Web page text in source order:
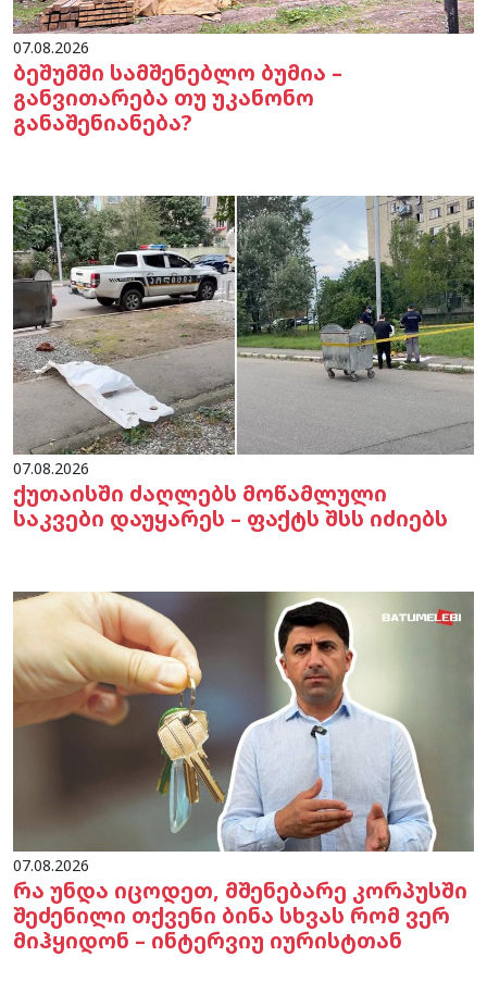
07.08.2026
ბეშუმში სამშენებლო ბუმია –
განვითარება თუ უკანონო
განაშენიანება?
07.08.2026
ქუთაისში ძაღლებს მოწამლული
საკვები დაუყარეს – ფაქტს შსს იძიებს
07.08.2026
რა უნდა იცოდეთ, მშენებარე კორპუსში
შეძენილი თქვენი ბინა სხვას რომ ვერ
მიჰყიდონ – ინტერვიუ იურისტთან